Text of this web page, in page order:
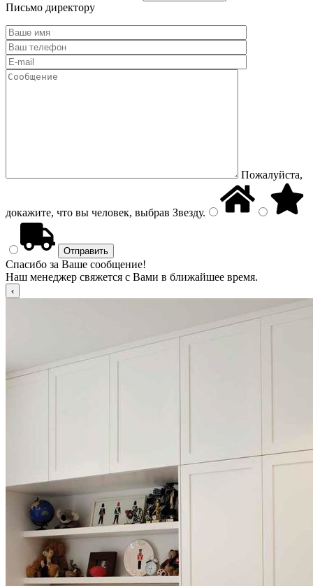
Письмо директору
Пожалуйста,
докажите, что вы человек, выбрав Звезду.
Спасибо за Ваше сообщение!
Наш менеджер свяжется с Вами в ближайшее время.